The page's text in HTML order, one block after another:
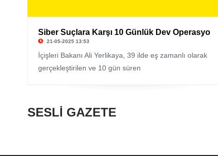
Siber Suçlara Karşı 10 Günlük Dev Operasyo
21-05-2025 13:53
İçişleri Bakanı Ali Yerlikaya, 39 ilde eş zamanlı olarak
gerçekleştirilen ve 10 gün süren
SESLİ GAZETE